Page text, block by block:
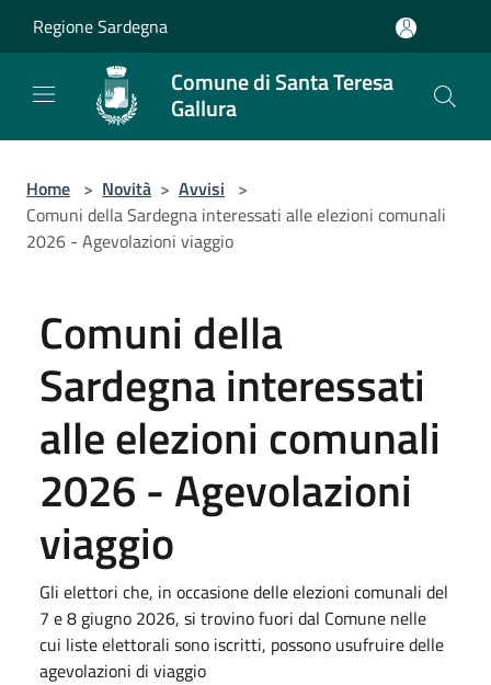
Regione Sardegna
Comune di Santa Teresa
Gallura
Home > Novità > Avvisi >
Comuni della Sardegna interessati alle elezioni comunali
2026 - Agevolazioni viaggio
Comuni della
Sardegna interessati
alle elezioni comunali
2026 - Agevolazioni
viaggio
Gli elettori che, in occasione delle elezioni comunali del
7 e 8 giugno 2026, si trovino fuori dal Comune nelle
cui liste elettorali sono iscritti, possono usufruire delle
agevolazioni di viaggio